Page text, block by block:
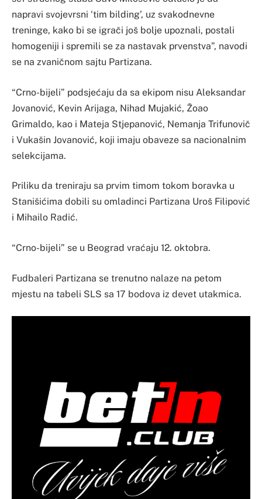
napravi svojevrsni ‘tim bilding’, uz svakodnevne
treninge, kako bi se igrači još bolje upoznali, postali
homogeniji i spremili se za nastavak prvenstva”, navodi
se na zvaničnom sajtu Partizana.
“Crno-bijeli” podsjećaju da sa ekipom nisu Aleksandar
Jovanović, Kevin Arijaga, Nihad Mujakić, Žoao
Grimaldo, kao i Mateja Stjepanović, Nemanja Trifunovič
i Vukašin Jovanović, koji imaju obaveze sa nacionalnim
selekcijama.
Priliku da treniraju sa prvim timom tokom boravka u
Stanišićima dobili su omladinci Partizana Uroš Filipović
i Mihailo Radić.
“Crno-bijeli” se u Beograd vraćaju 12. oktobra.
Fudbaleri Partizana se trenutno nalaze na petom
mjestu na tabeli SLS sa 17 bodova iz devet utakmica.